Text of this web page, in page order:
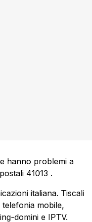
hanno problemi a
41013 .
italiana. Tiscali
mobile,
domini e IPTV.